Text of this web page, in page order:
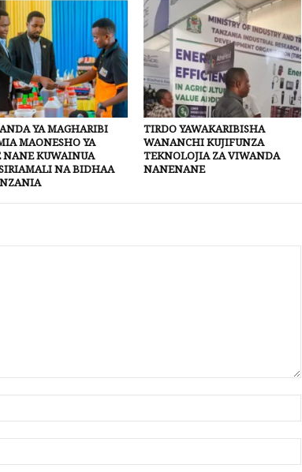
YA MAGHARIBI
MAONESHO YA
NANE KUWAINUA
NA BIDHAA
TIRDO YAWAKARIBISHA
WANANCHI KUJIFUNZA
TEKNOLOJIA ZA VIWANDA
NANENANE